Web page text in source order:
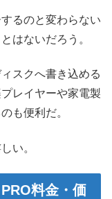
るのと変わらない
はないだろう。
スクへ書き込める
レイヤーや家電製
も便利だ。
い。
料金・価